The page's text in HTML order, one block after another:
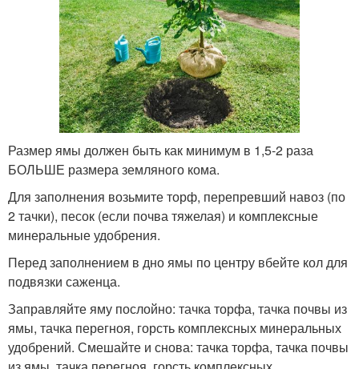
Размер ямы должен быть как минимум в 1,5-2 раза
БОЛЬШЕ размера земляного кома.
Для заполнения возьмите торф, перепревший навоз (по
2 тачки), песок (если почва тяжелая) и комплексные
минеральные удобрения.
Перед заполнением в дно ямы по центру вбейте кол для
подвязки саженца.
Заправляйте яму послойно: тачка торфа, тачка почвы из
ямы, тачка перегноя, горсть комплексных минеральных
удобрений. Смешайте и снова: тачка торфа, тачка почвы